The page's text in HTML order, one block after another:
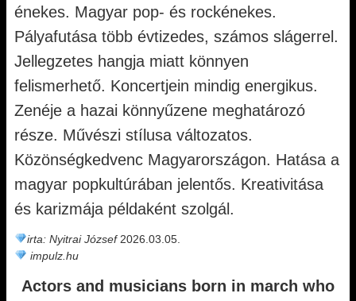
énekes. Magyar pop- és rockénekes.
Pályafutása több évtizedes, számos slágerrel.
Jellegzetes hangja miatt könnyen
felismerhető. Koncertjein mindig energikus.
Zenéje a hazai könnyűzene meghatározó
része. Művészi stílusa változatos.
Közönségkedvenc Magyarországon. Hatása a
magyar popkultúrában jelentős. Kreativitása
és karizmája példaként szolgál.
irta: Nyitrai József2026.03.05.
impulz.hu
Actors and musicians born in march who